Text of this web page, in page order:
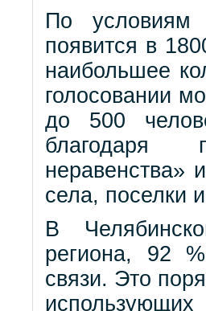
По условиям
появится в
наибольшее
голосовании
до 500
благодаря
неравенства»
села, поселки
В
региона, 92
связи. Это